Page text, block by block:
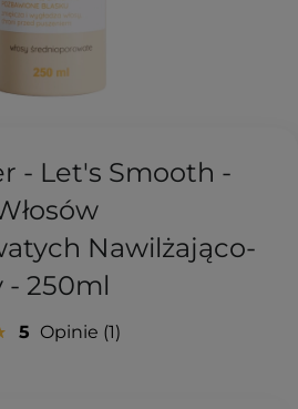
- Let's Smooth -
Nawilżająco-
- 250ml
5 Opinie 1